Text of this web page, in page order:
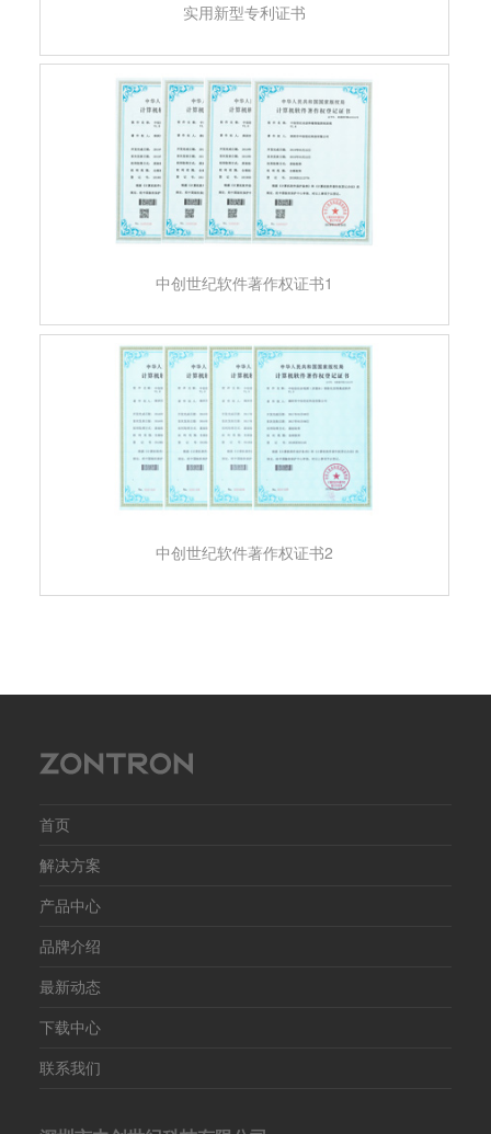
实用新型专利证书
中创世纪软件著作权证书1
中创世纪软件著作权证书2
首页
解决方案
产品中心
品牌介绍
最新动态
下载中心
联系我们